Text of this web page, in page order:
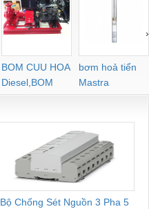
BOM CUU HOA
Diesel,BOM
CHUA CHAY
bơm hoả tiển
Mastra
›
Bộ Chống Sét Nguồn 3 Pha 5